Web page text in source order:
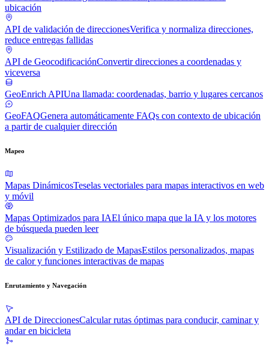
ubicación
API de validación de direccionesVerifica y normaliza direcciones,
reduce entregas fallidas
API de GeocodificaciónConvertir direcciones a coordenadas y
viceversa
GeoEnrich APIUna llamada: coordenadas, barrio y lugares cercanos
GeoFAQGenera automáticamente FAQs con contexto de ubicación
a partir de cualquier dirección
Mapeo
Mapas DinámicosTeselas vectoriales para mapas interactivos en web
y móvil
Mapas Optimizados para IAEl único mapa que la IA y los motores
de búsqueda pueden leer
Visualización y Estilizado de MapasEstilos personalizados, mapas
de calor y funciones interactivas de mapas
Enrutamiento y Navegación
API de DireccionesCalcular rutas óptimas para conducir, caminar y
andar en bicicleta